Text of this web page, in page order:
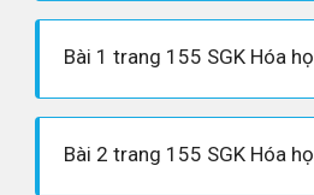
Bài 1 trang 155 SGK Hóa
Bài 2 trang 155 SGK Hóa